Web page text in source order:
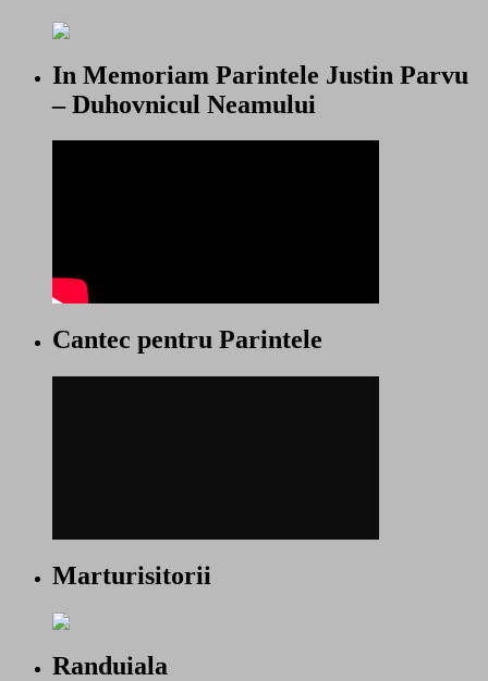
In Memoriam Parintele Justin Parvu
– Duhovnicul Neamului
Cantec pentru Parintele
Marturisitorii
Randuiala